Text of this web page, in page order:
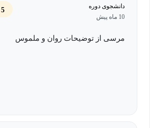
دانشجوی دوره
10 ماه پیش
5
مرسی از توضیحات روان و ملموس